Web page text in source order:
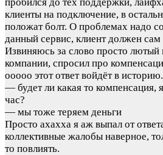
клиенты на подключение, в
положат болт. О проблемах надо
данный сервис, клиент должен
Извиняюсь за слово просто
компании, спросил про
ооооо этот ответ войдёт в историю.
— будет ли какая то компенсация,
час?
— мы тоже теряем деньги
Просто ахахха я аж выпал от
коллективные жалобы наверное,
то повлиять.